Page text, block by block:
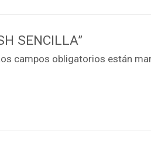
SENCILLA”
campos obligatorios están